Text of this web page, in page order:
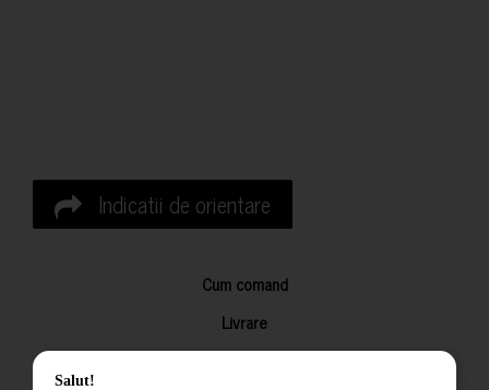
Indicatii de orientare
Cum comand
Livrare
Returnarea produselor
Salut!